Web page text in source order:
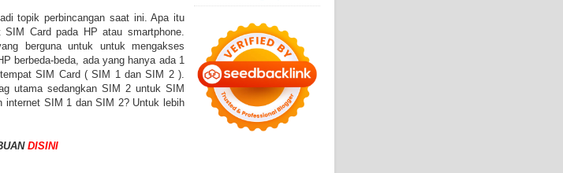
topik perbincangan saat ini. Apa itu
Card pada HP atau smartphone.
berguna untuk untuk mengakses
berbeda-beda, ada yang hanya ada 1
SIM Card ( SIM 1 dan SIM 2 ).
utama sedangkan SIM 2 untuk SIM
internet SIM 1 dan SIM 2? Untuk lebih
DISINI